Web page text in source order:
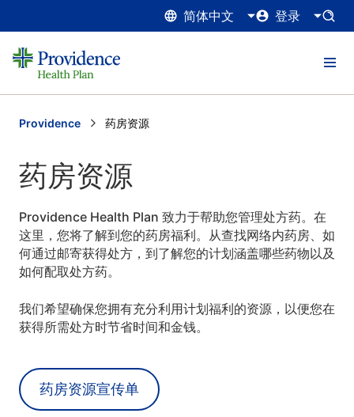
简体中文 登录
Providence Current:
药房资源
药房资源
Providence Health Plan 致力于帮助您管理处方药。在
这里，您将了解到您的药房福利。从查找网络内药房、如
何通过邮寄获得处方，到了解您的计划涵盖哪些药物以及
如何配取处方药。
我们希望确保您拥有充分利用计划福利的资源，以便您在
获得所需处方时节省时间和金钱。
药房资源宣传单